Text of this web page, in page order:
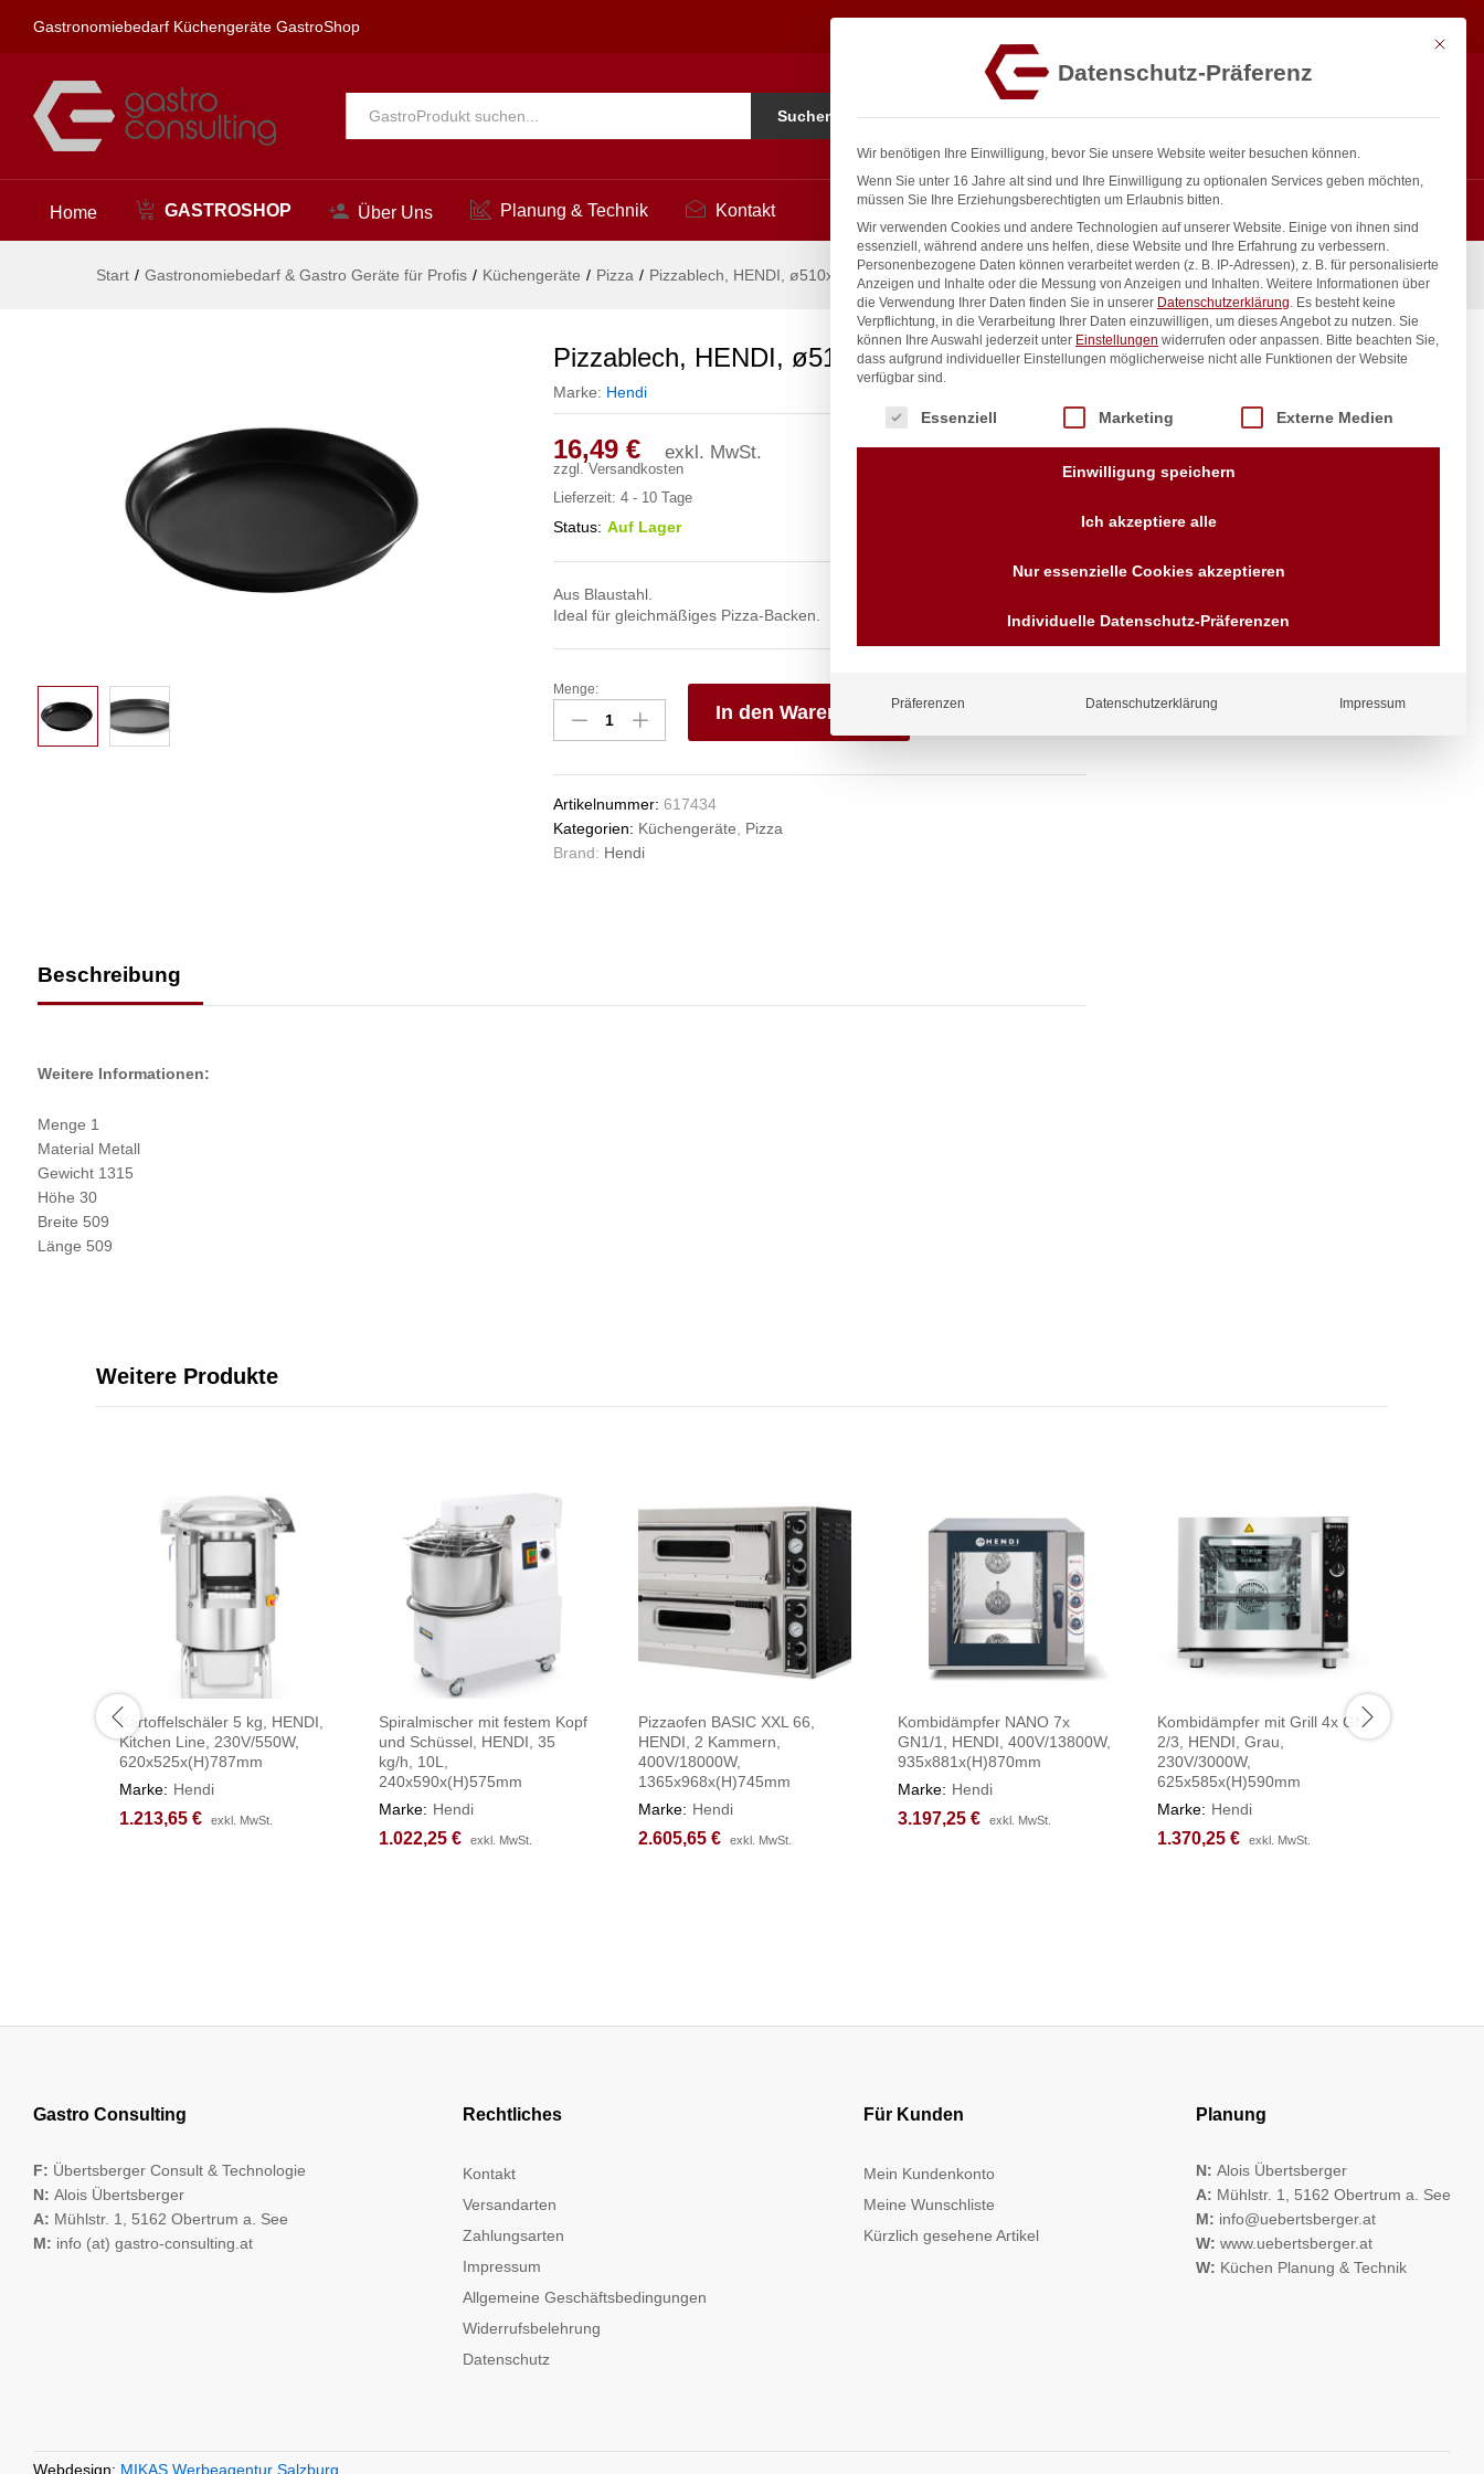
Gastronomiebedarf Küchengeräte GastroShop
Alle Suchen
Home GASTROSHOP Über Uns Planung & Technik Kontakt
Start / Gastronomiebedarf & Gastro Geräte für Profis / Küchengeräte / Pizza / Pizzablech, HENDI, ø510x(H)30mm
Pizzablech, HENDI, ø510x(H)30mm
Marke: Hendi
16,49 € exkl. MwSt.
zzgl. Versandkosten
Lieferzeit: 4 - 10 Tage
Status: Auf Lager
Aus Blaustahl.
Ideal für gleichmäßiges Pizza-Backen.
Pizzablech,
HENDI,
ø510x(H)30mm
Menge:
In den Warenkorb
Artikelnummer: 617434
Kategorien: Küchengeräte, Pizza
Brand: Hendi
Beschreibung
Weitere Informationen:
Menge 1
Material Metall
Gewicht 1315
Höhe 30
Breite 509
Länge 509
inkl. / exkl. MwSt.
Anfragen
Wir sind seit über 40 Jahren
für Sie da
Vorrauskasse Paypal,
Kreditkarte, Direkt
Weitere Produkte
Kartoffelschäler 5 kg, HENDI,
Kitchen Line, 230V/550W,
620x525x(H)787mm
Marke: Hendi
1.213,65 € exkl. MwSt.
1.213,65 € exkl. MwSt.
Spiralmischer mit festem Kopf
und Schüssel, HENDI, 35
kg/h, 10L,
240x590x(H)575mm
Marke: Hendi
1.022,25 € exkl. MwSt.
1.022,25 € exkl. MwSt.
Pizzaofen BASIC XXL 66,
HENDI, 2 Kammern,
400V/18000W,
1365x968x(H)745mm
Marke: Hendi
2.605,65 € exkl. MwSt.
2.605,65 € exkl. MwSt.
Kombidämpfer NANO 7x
GN1/1, HENDI, 400V/13800W,
935x881x(H)870mm
Marke: Hendi
3.197,25 € exkl. MwSt.
3.197,25 € exkl. MwSt.
Kombidämpfer mit Grill 4x GN
2/3, HENDI, Grau,
230V/3000W,
625x585x(H)590mm
Marke: Hendi
1.370,25 € exkl. MwSt.
1.370,25 € exkl. MwSt.
Gastro Consulting
F: Übertsberger Consult & Technologie
N: Alois Übertsberger
A: Mühlstr. 1, 5162 Obertrum a. See
M: info (at) gastro-consulting.at
Rechtliches
Kontakt
Versandarten
Zahlungsarten
Impressum
Allgemeine Geschäftsbedingungen
Widerrufsbelehrung
Datenschutz
Für Kunden
Mein Kundenkonto
Meine Wunschliste
Kürzlich gesehene Artikel
Planung
N: Alois Übertsberger
A: Mühlstr. 1, 5162 Obertrum a. See
M: info@uebertsberger.at
W: www.uebertsberger.at
W: Küchen Planung & Technik
Webdesign: MIKAS Werbeagentur Salzburg
Beschreibung
16,49€ exkl. MwSt. In den Warenkorb
Mit
Datenschutz-Präferenz
Wir benötigen Ihre Einwilligung, bevor Sie unsere Website weiter besuchen können.
Wenn Sie unter 16 Jahre alt sind und Ihre Einwilligung zu optionalen Services geben möchten,
müssen Sie Ihre Erziehungsberechtigten um Erlaubnis bitten.
Wir verwenden Cookies und andere Technologien auf unserer Website. Einige von ihnen sind
essenziell, während andere uns helfen, diese Website und Ihre Erfahrung zu verbessern.
Personenbezogene Daten können verarbeitet werden (z. B. IP-Adressen), z. B. für personalisierte
Anzeigen und Inhalte oder die Messung von Anzeigen und Inhalten. Weitere Informationen über
die Verwendung Ihrer Daten finden Sie in unserer Datenschutzerklärung. Es besteht keine
Verpflichtung, in die Verarbeitung Ihrer Daten einzuwilligen, um dieses Angebot zu nutzen. Sie
können Ihre Auswahl jederzeit unter Einstellungen widerrufen oder anpassen. Bitte beachten Sie,
dass aufgrund individueller Einstellungen möglicherweise nicht alle Funktionen der Website
verfügbar sind.
Es folgt eine Liste der Service-Gruppen, für die eine Einwilligung erteilt werden kann.
Essenziell Marketing Externe Medien
Einwilligung speichern
Ich akzeptiere alle
Nur essenzielle Cookies akzeptieren
Individuelle Datenschutz-Präferenzen
Präferenzen Datenschutzerklärung Impressum